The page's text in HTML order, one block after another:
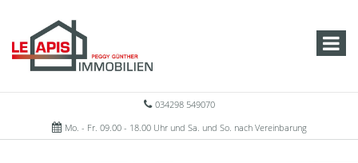
034298 549070
Mo. - Fr. 09.00 - 18.00 Uhr und Sa. und So. nach Vereinbarung